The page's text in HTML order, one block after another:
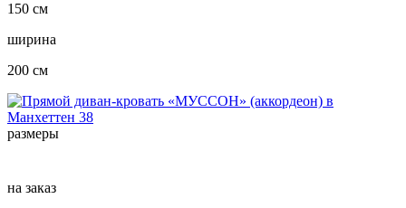
150 см
ширина
200 см
размеры
на заказ